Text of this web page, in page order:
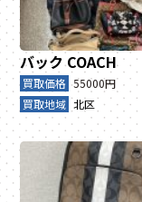
バック COACH
買取価格 55000円
買取地域 北区